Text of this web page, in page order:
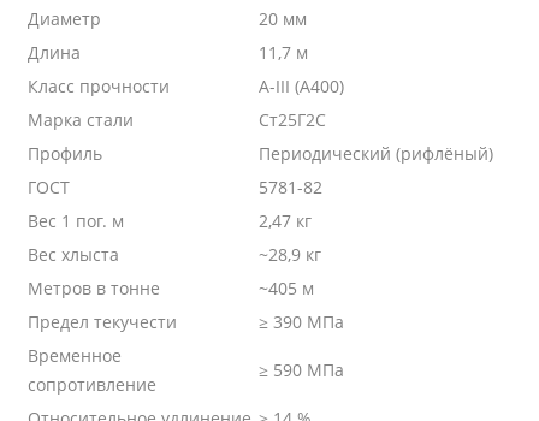
Диаметр
20 мм
Длина
11,7 м
Класс прочности
А-III (А400)
Марка стали
Ст25Г2С
Профиль
Периодический (рифлёный)
ГОСТ
5781-82
Вес 1 пог. м
2,47 кг
Вес хлыста
~28,9 кг
Метров в тонне
~405 м
Предел текучести
≥ 390 МПа
Временное
сопротивление
≥ 590 МПа